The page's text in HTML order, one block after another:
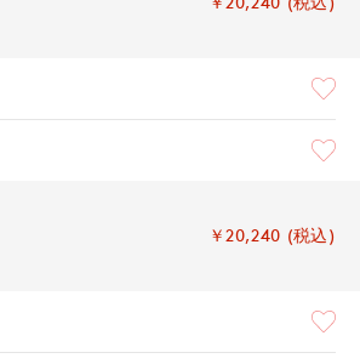
￥20,240 (税込)